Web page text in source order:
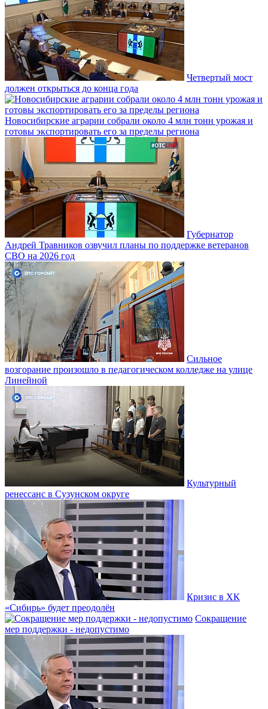
Четвертый мост
должен открыться до конца года
Новосибирские аграрии собрали около 4 млн тонн урожая и
готовы экспортировать его за пределы региона
Губернатор
Андрей Травников озвучил планы по поддержке ветеранов
СВО на 2026 год
Сильное
возгорание произошло в педагогическом колледже на улице
Линейной
Культурный
ренессанс в Сузунском округе
Кризис в ХК
«Сибирь» будет преодолён
Сокращение
мер поддержки - недопустимо